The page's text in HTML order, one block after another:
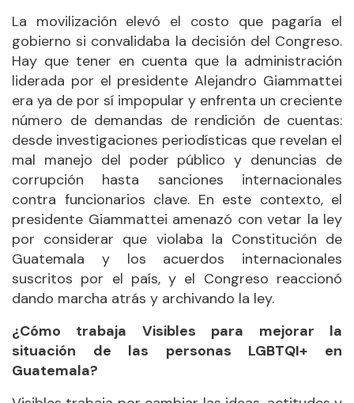
La movilización elevó el costo que pagaría el
gobierno si convalidaba la decisión del Congreso.
Hay que tener en cuenta que la administración
liderada por el presidente Alejandro Giammattei
era ya de por sí impopular y enfrenta un creciente
número de demandas de rendición de cuentas:
desde investigaciones periodísticas que revelan el
mal manejo del poder público y denuncias de
corrupción hasta sanciones internacionales
contra funcionarios clave. En este contexto, el
presidente Giammattei amenazó con vetar la ley
por considerar que violaba la Constitución de
Guatemala y los acuerdos internacionales
suscritos por el país, y el Congreso reaccionó
dando marcha atrás y archivando la ley.
¿Cómo trabaja Visibles para mejorar la
situación de las personas LGBTQI+ en
Guatemala?